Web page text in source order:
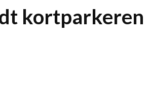
kortparkeren